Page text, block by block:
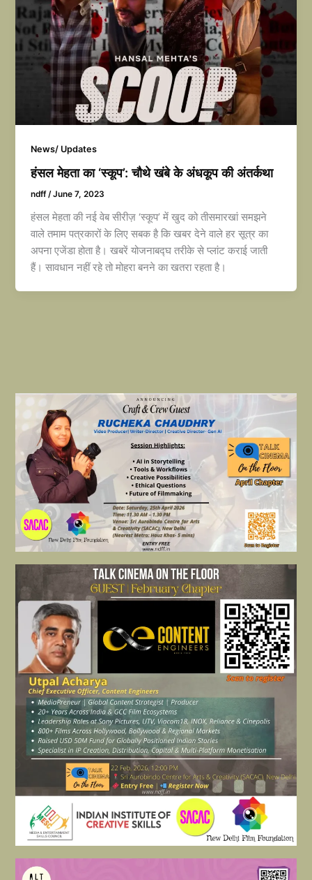
News/ Updates
हंसल मेहता का ‘स्कूप’: चौथे खंबे के अंधकूप की अंतर्कथा
ndff/June 7, 2023
हंसल मेहता की नई वेब सीरीज़ ‘स्कूप’ में खुद को तीसमारखां समझने
वाले तमाम पत्रकारों के लिए सबक है कि खबर देने वाले हर सूत्र का
अपना एजेंडा होता है। खबरें योजनाबद्घ तरीके से प्लांट कराई जाती
हैं। सावधान नहीं रहे तो मोहरा बनने का खतरा रहता है।